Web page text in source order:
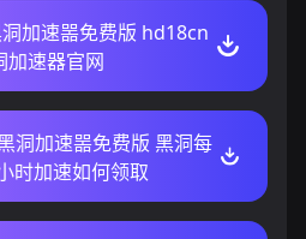
加速噐免费版 hd18cn
加速器官网
洞加速噐免费版 黑洞每
时加速如何领取